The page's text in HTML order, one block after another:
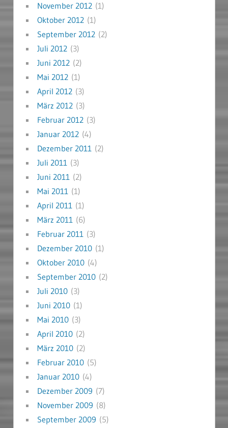
November 2012(1)
Oktober 2012(1)
September 2012(2)
Juli 2012(3)
Juni 2012(2)
Mai 2012(1)
April 2012(3)
März 2012(3)
Februar 2012(3)
Januar 2012(4)
Dezember 2011(2)
Juli 2011(3)
Juni 2011(2)
Mai 2011(1)
April 2011(1)
März 2011(6)
Februar 2011(3)
Dezember 2010(1)
Oktober 2010(4)
September 2010(2)
Juli 2010(3)
Juni 2010(1)
Mai 2010(3)
April 2010(2)
März 2010(2)
Februar 2010(5)
Januar 2010(4)
Dezember 2009 (7)
November 2009 (8)
September 2009 (5)